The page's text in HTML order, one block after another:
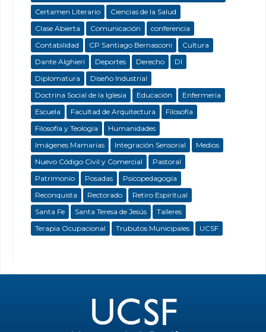
Certamen Literario
Ciencias de la Salud
Clase Abierta
Comunicación
conferencia
Contabilidad
CP Santiago Bernasconi
Cultura
Dante Alghieri
Deportes Derecho
DI
Diplomatura
Diseño Industrial
Doctrina Social de la Iglesia
Educación
Enfermeria
Escuela
Facultad de Arquitectura
Filosofía
Filosofía y Teología
Humanidades
Imágenes Mamarias
Integración Sensorial
Medios
Nuevo Código Civil y Comercial
Pastoral
Patrimonio
Posadas
Psicopedagogía
Reconquista
Rectorado
Retiro Espiritual
Santa Fe
Santa Teresa de Jesús
Talleres
Terapia Ocupacional
Trubutos Municipales UCSF